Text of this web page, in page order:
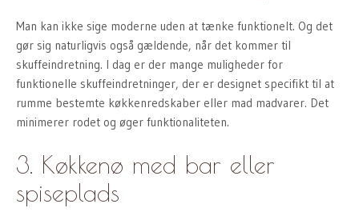
Man kan ikke sige moderne uden at tænke funktionelt. Og det
gør sig naturligvis også gældende, når det kommer til
skuffeindretning. I dag er der mange muligheder for
funktionelle skuffeindretninger, der er designet specifikt til at
rumme bestemte køkkenredskaber eller mad madvarer. Det
minimerer rodet og øger funktionaliteten.
3. Køkkenø med bar eller
spiseplads